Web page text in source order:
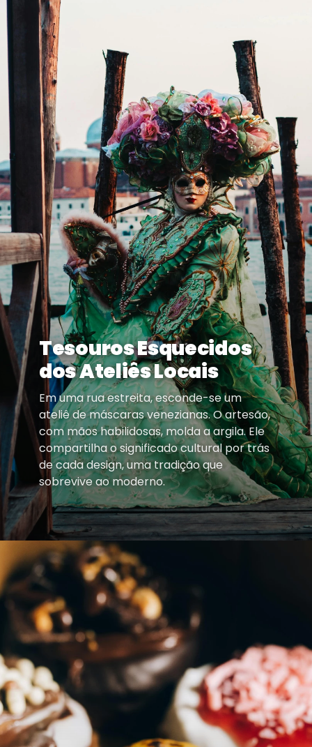
Tesouros Esquecidos
dos Ateliês Locais
Em uma rua estreita, esconde-se um
ateliê de máscaras venezianas. O artesão,
com mãos habilidosas, molda a argila. Ele
compartilha o significado cultural por trás
de cada design, uma tradição que
sobrevive ao moderno.